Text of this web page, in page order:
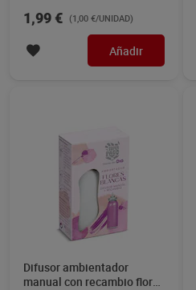
1,99 € (1,00 €/UNIDAD)
Añadir
Difusor ambientador
manual con recambio flores